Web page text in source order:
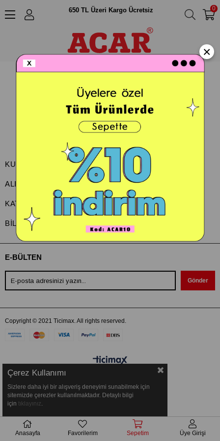
0
650 TL Üzeri Kargo Ücretsiz
KURUMSAL
ALIŞVERİŞ
KATEGORİLER
BİLGİ
E-BÜLTEN
Gönder
Copyright © 2021 Ticimax. All rights reserved.
Çerez Kullanımı
Sizlere daha iyi bir alışveriş deneyimi sunabilmek için
sitemizde çerezler kullanılmaktadır. Detaylı bilgi
için tıklayınız.
×
Anasayfa Favorilerim Sepetim Üye Girişi